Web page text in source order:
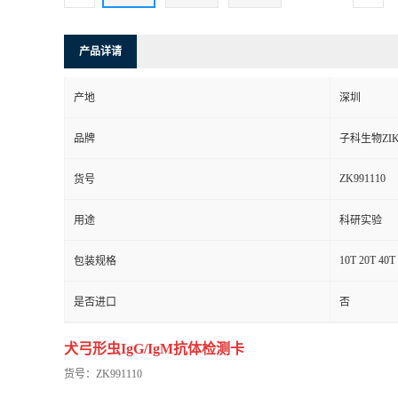
产品详请
产地 深圳
品牌 子科生物
货号 ZK991110
用途 科研实验
包装规格 10T 20T 40T
是否进口 否
犬弓形虫IgG/IgM抗体检测卡
货号：ZK991110